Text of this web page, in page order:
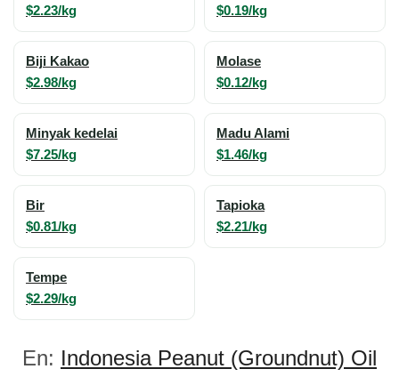
$2.23/kg $0.19/kg
Biji Kakao
$2.98/kg
Molase
$0.12/kg
Minyak kedelai
$7.25/kg
Madu Alami
$1.46/kg
Bir
$0.81/kg
Tapioka
$2.21/kg
Tempe
$2.29/kg
En: Indonesia Peanut (Groundnut) Oil